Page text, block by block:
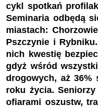
cykl spotkań
Seminaria odbędą
miastach:
Pszczynie i
nich kwestię
gdyż wśród
drogowych, aż 36%
roku życia.
ofiarami oszustw,